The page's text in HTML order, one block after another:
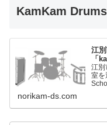
KamKam
江
「
江別
室を
norikam-ds.com